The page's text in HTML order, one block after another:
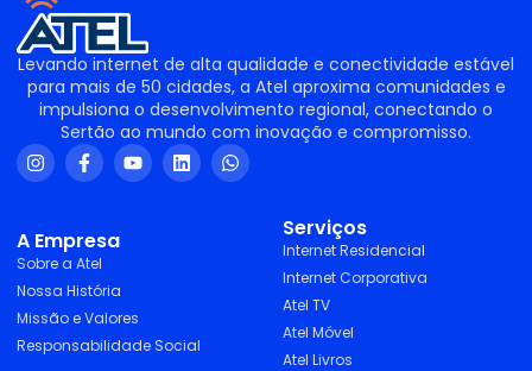
Levando internet de alta qualidade e conectividade estável
para mais de 50 cidades, a Atel aproxima comunidades e
impulsiona o desenvolvimento regional, conectando o
Sertão ao mundo com inovação e compromisso.
A Empresa
Sobre a Atel
Nossa História
Missão e Valores
Responsabilidade Social
Serviços
Internet Residencial
Internet Corporativa
Atel TV
Atel Móvel
Atel Livros